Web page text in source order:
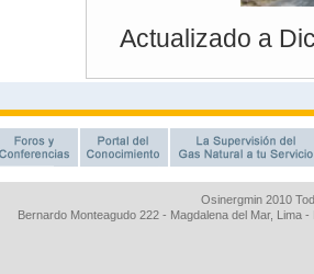
Osinergmin 2010
Bernardo Monteagudo 222 - Magdalena del Mar, Lima